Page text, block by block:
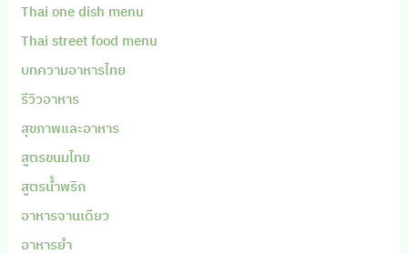
Thai one dish menu
Thai street food menu
บทความอาหารไทย
รีวิวอาหาร
สุขภาพและอาหาร
สูตรขนมไทย
สูตรน้ำพริก
อาหารจานเดียว
อาหารยำ